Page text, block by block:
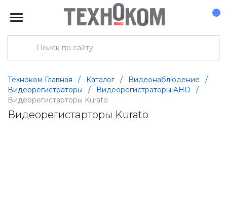
Техноком Главная / Каталог / Видеонаблюдение
/
Видеорегистраторы
/ Видеорегистраторы AHD
/
Видеорегистарторы Kurato
Видеорегистарторы Kurato